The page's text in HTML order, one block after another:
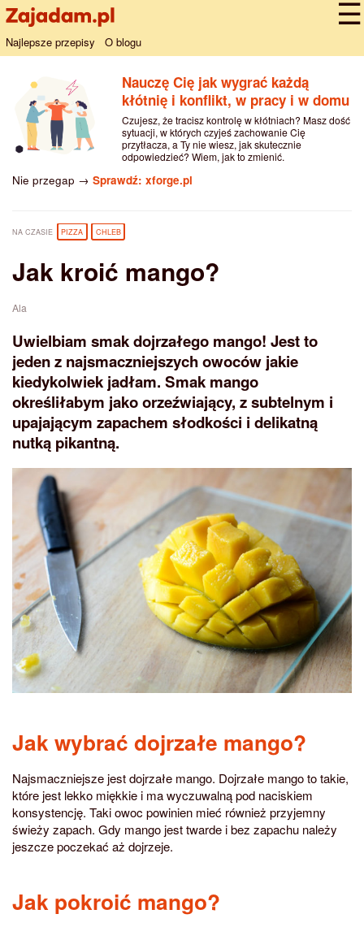
Najlepsze przepisy O blogu
Nauczę Cię jak wygrać każdą
kłótnię i konflikt, w pracy i w domu
Czujesz, że tracisz kontrolę w kłótniach? Masz dość
sytuacji, w których czyjeś zachowanie Cię
przytłacza, a Ty nie wiesz, jak skutecznie
odpowiedzieć? Wiem, jak to zmienić.
Nie przegap → Sprawdź: xforge.pl
NA CZASIE PIZZA CHLEB
Jak kroić mango?
Ala
Uwielbiam smak dojrzałego mango! Jest to
jeden z najsmaczniejszych owoców jakie
kiedykolwiek jadłam. Smak mango
określiłabym jako orzeźwiający, z subtelnym i
upajającym zapachem słodkości i delikatną
nutką pikantną.
Jak wybrać dojrzałe mango?
Najsmaczniejsze jest dojrzałe mango. Dojrzałe mango to takie,
które jest lekko miękkie i ma wyczuwalną pod naciskiem
konsystencję. Taki owoc powinien mieć również przyjemny
świeży zapach. Gdy mango jest twarde i bez zapachu należy
jeszcze poczekać aż dojrzeje.
Jak pokroić mango?